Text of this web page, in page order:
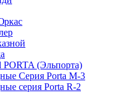
(Эльпорта)
Серия Porta M-3
серия Porta R-2